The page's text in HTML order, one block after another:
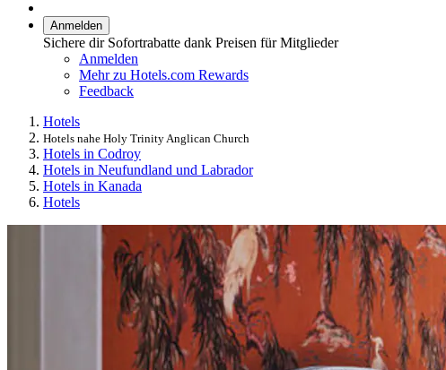
Anmelden
Sichere dir Sofortrabatte dank Preisen für Mitglieder
Anmelden
Mehr zu Hotels.com Rewards
Feedback
Hotels
Hotels nahe Holy Trinity Anglican Church
Hotels in Codroy
Hotels in Neufundland und Labrador
Hotels in Kanada
Hotels